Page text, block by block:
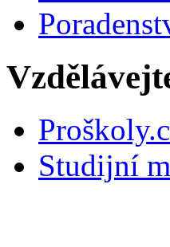
Studijní